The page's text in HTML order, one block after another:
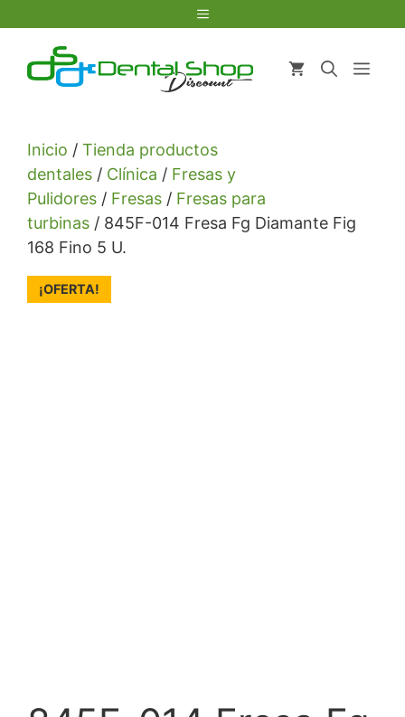
contenido
Menú
Inicio / Tienda productos
dentales / Clínica / Fresas y
Pulidores / Fresas / Fresas para
turbinas / 845F-014 Fresa Fg Diamante Fig
168 Fino 5 U.
¡OFERTA!